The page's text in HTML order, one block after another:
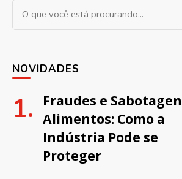
Procurando algo?
NOVIDADES
Fraudes e
Alimentos: Como a
Indústria Pode se
Proteger